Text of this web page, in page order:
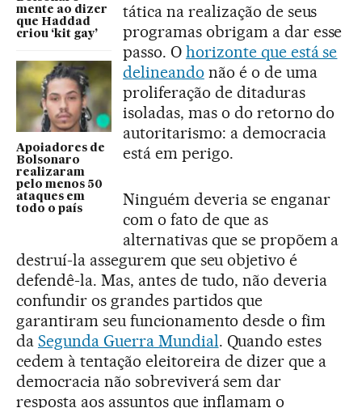
mente ao dizer
que Haddad
criou ‘kit gay’
Apoiadores de
Bolsonaro
realizaram
pelo menos 50
ataques em
todo o país
tática na realização de seus
programas obrigam a dar esse
passo. O horizonte que está se
delineando não é o de uma
proliferação de ditaduras
isoladas, mas o do retorno do
autoritarismo: a democracia
está em perigo.
Ninguém deveria se enganar
com o fato de que as
alternativas que se propõem a
destruí-la assegurem que seu objetivo é
defendê-la. Mas, antes de tudo, não deveria
confundir os grandes partidos que
garantiram seu funcionamento desde o fim
da Segunda Guerra Mundial. Quando estes
cedem à tentação eleitoreira de dizer que a
democracia não sobreviverá sem dar
resposta aos assuntos que inflamam o